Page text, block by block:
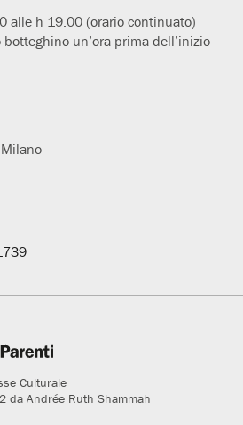
alle h 19.00 (orario continuato)
un’ora prima dell’inizio
Culturale
da Andrée Ruth Shammah